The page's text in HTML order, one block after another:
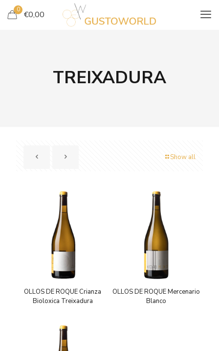
0 €0,00
TREIXADURA
Show all
OLLOS DE ROQUE Crianza
Bioloxica Treixadura
OLLOS DE ROQUE Mercenario
Blanco